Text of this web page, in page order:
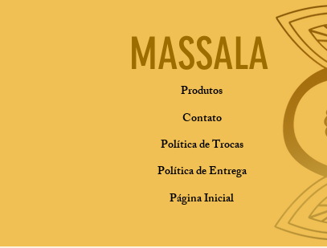
MASSALA
Produtos
Contato
Política de Trocas
Política de Entrega
Página Inicial